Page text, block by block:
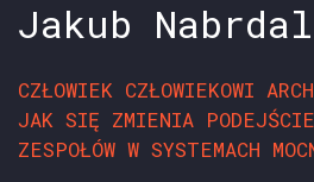
Jakub
CZŁOWIEK CZŁOWIEKOWI
JAK SIĘ ZMIENIA
ZESPOŁÓW W SYSTEMACH